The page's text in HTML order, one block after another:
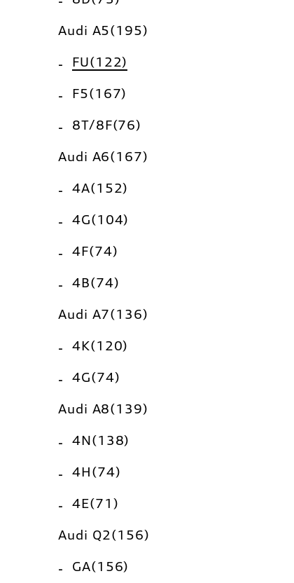
Audi A5(195)
FU(122)
F5(167)
8T/8F(76)
Audi A6(167)
4A(152)
4G(104)
4F(74)
4B(74)
Audi A7(136)
4K(120)
4G(74)
Audi A8(139)
4N(138)
4H(74)
4E(71)
Audi Q2(156)
GA(156)